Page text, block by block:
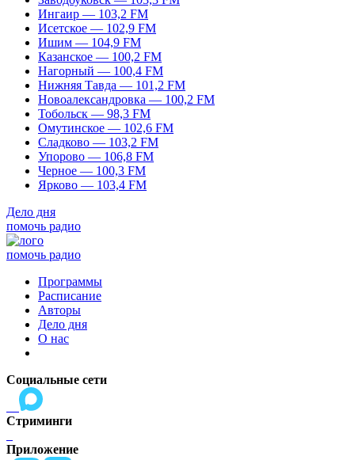
Ингаир — 103,2 FM
Исетское — 102,9 FM
Ишим — 104,9 FM
Казанское — 100,2 FM
Нагорный — 100,4 FM
Нижняя Тавда — 101,2 FM
Новоалександровка — 100,2 FM
Тобольск — 98,3 FM
Омутинское — 102,6 FM
Сладково — 103,2 FM
Упорово — 106,8 FM
Черное — 100,3 FM
Ярково — 103,4 FM
Дело дня
помочь радио
помочь радио
Программы
Расписание
Авторы
Дело дня
О нас
Социальные сети
Стриминги
Приложение